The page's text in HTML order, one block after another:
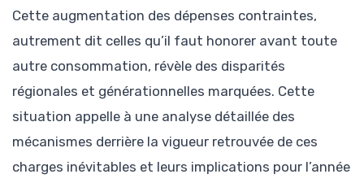
Cette augmentation des dépenses contraintes,
autrement dit celles qu’il faut honorer avant toute
autre consommation, révèle des disparités
régionales et générationnelles marquées. Cette
situation appelle à une analyse détaillée des
mécanismes derrière la vigueur retrouvée de ces
charges inévitables et leurs implications pour l’année